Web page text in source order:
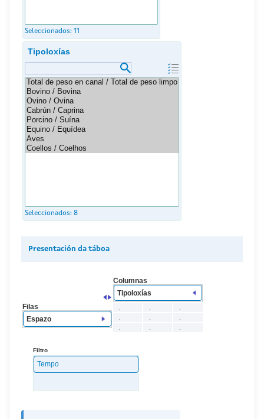
Seleccionados: 11
Tipoloxías
Seleccionados: 8
Presentación da táboa
Columnas
Tipoloxías
Filas
Espazo
Filtro
Tempo